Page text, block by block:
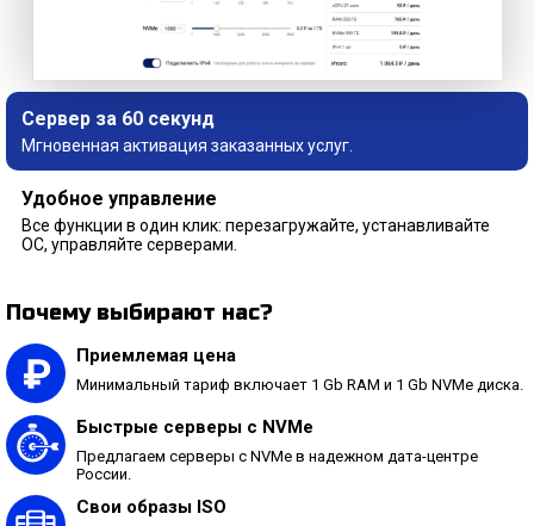
Сервер за 60 секунд
Мгновенная активация заказанных услуг.
Удобное управление
Все функции в один клик: перезагружайте, устанавливайте
ОС, управляйте серверами.
Почему выбирают нас?
Приемлемая цена
Минимальный тариф включает 1 Gb RAM и 1 Gb NVMe диска.
Быстрые серверы с NVMe
Предлагаем серверы с NVMe в надежном дата-центре
России.
Свои образы ISO